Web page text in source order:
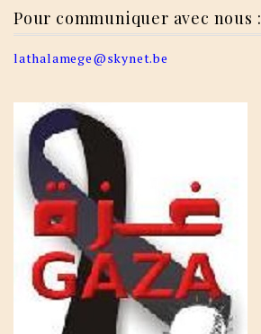
Pour communiquer avec nous :
lathalamege@skynet.be